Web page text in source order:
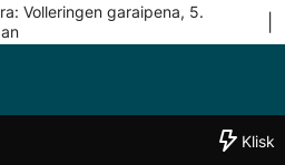
Volleringen garaipena, 5.
"Helmuga"
Klisk